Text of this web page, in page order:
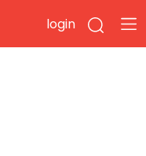
login